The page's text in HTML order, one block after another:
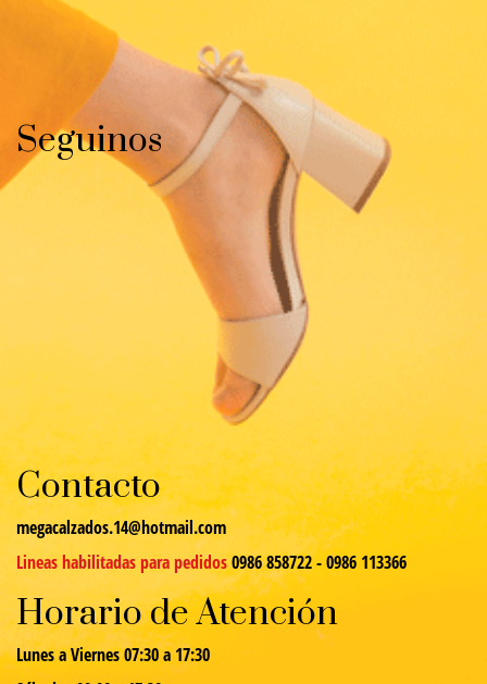
Seguinos
Contacto
megacalzados.14@hotmail.com
Lineas habilitadas para pedidos0986 858722 - 0986 113366
Horario de Atención
Lunes a Viernes 07:30 a 17:30